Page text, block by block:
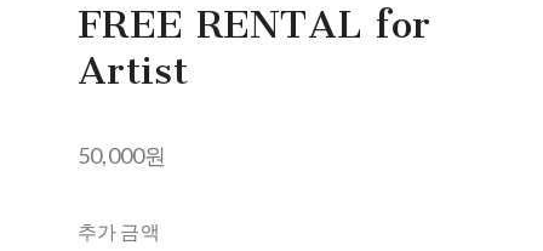
FREE RENTAL for
Artist
50,000원
추가 금액